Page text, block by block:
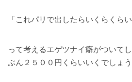
「これパリで出したらいくらくら
って考えるエゲツナイ癖がついて
ぶん２５００円くらいいくでしょう